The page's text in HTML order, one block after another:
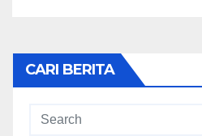
CARI BERITA